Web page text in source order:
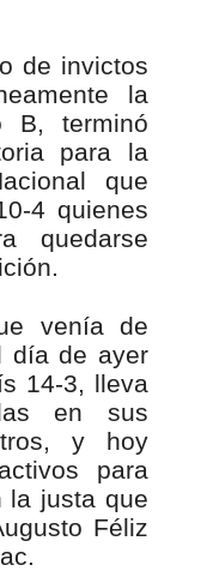
de invictos
la
B, terminó
para la
que
4 quienes
quedarse
venía de
día de ayer
14-3, lleva
en sus
y hoy
para
la justa que
Féliz